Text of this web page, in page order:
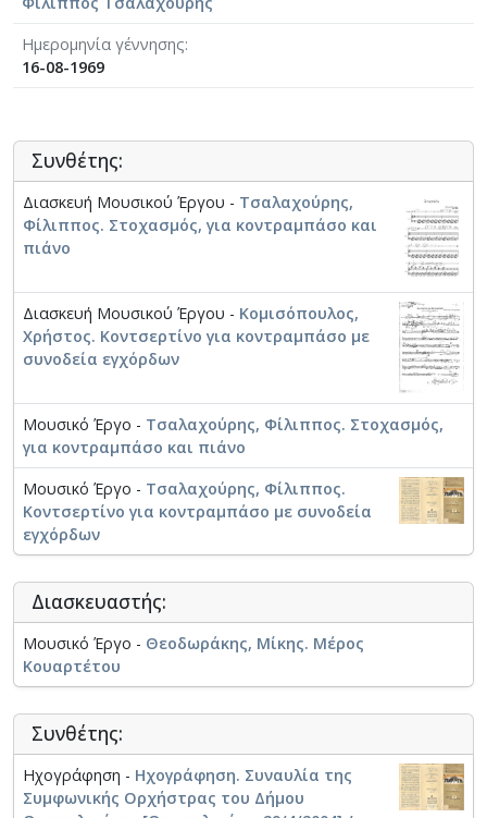
Ημερομηνία γέννησης
16-08-1969
Συνθέτης:
Διασκευή Μουσικού Έργου - Τσαλαχούρης,
Φίλιππος. Στοχασμός, για κοντραμπάσο και
πιάνο
Διασκευή Μουσικού Έργου - Κομισόπουλος,
Χρήστος. Κοντσερτίνο για κοντραμπάσο με
συνοδεία εγχόρδων
Μουσικό Έργο - Τσαλαχούρης, Φίλιππος. Στοχασμός,
για κοντραμπάσο και πιάνο
Μουσικό Έργο - Τσαλαχούρης, Φίλιππος.
Κοντσερτίνο για κοντραμπάσο με συνοδεία
εγχόρδων
Διασκευαστής:
Μουσικό Έργο - Θεοδωράκης, Μίκης. Μέρος
Κουαρτέτου
Συνθέτης:
Ηχογράφηση - Ηχογράφηση. Συναυλία της
Συμφωνικής Ορχήστρας του Δήμου